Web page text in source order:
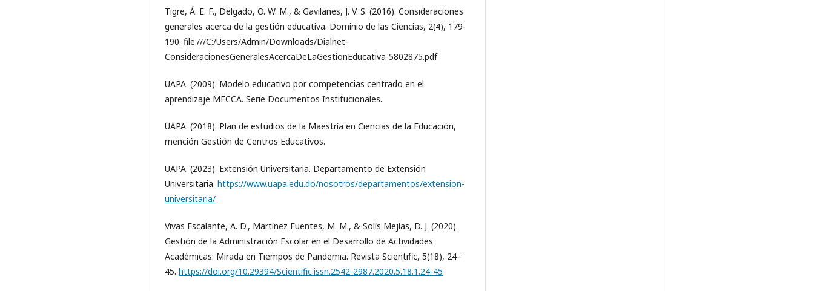
Tigre, Á. E. F., Delgado, O. W. M., & Gavilanes, J. V. S. (2016). Consideraciones
generales acerca de la gestión educativa. Dominio de las Ciencias, 2(4), 179-
190. file:///C:/Users/Admin/Downloads/Dialnet-
ConsideracionesGeneralesAcercaDeLaGestionEducativa-5802875.pdf
UAPA. (2009). Modelo educativo por competencias centrado en el
aprendizaje MECCA. Serie Documentos Institucionales.
UAPA. (2018). Plan de estudios de la Maestría en Ciencias de la Educación,
mención Gestión de Centros Educativos.
UAPA. (2023). Extensión Universitaria. Departamento de Extensión
Universitaria. https://www.uapa.edu.do/nosotros/departamentos/extension-
universitaria/
Vivas Escalante, A. D., Martínez Fuentes, M. M., & Solís Mejías, D. J. (2020).
Gestión de la Administración Escolar en el Desarrollo de Actividades
Académicas: Mirada en Tiempos de Pandemia. Revista Scientific, 5(18), 24–
45. https://doi.org/10.29394/Scientific.issn.2542-2987.2020.5.18.1.24-45